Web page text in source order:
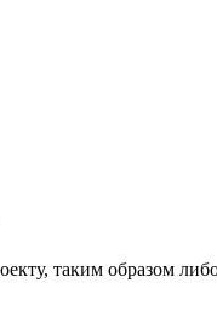
таким образом